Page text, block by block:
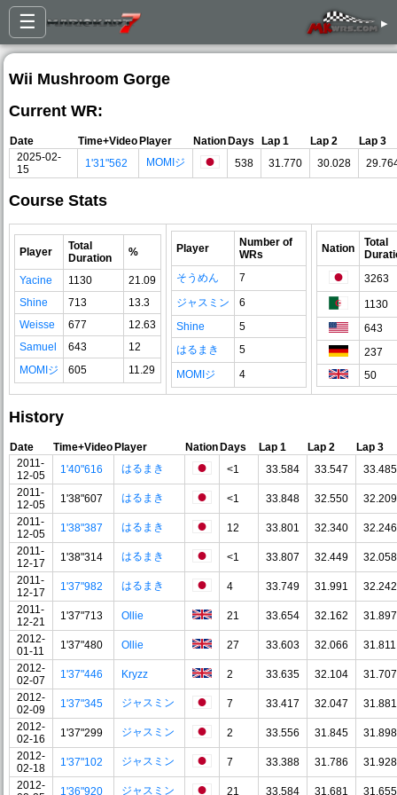
☰ ▸
Wii Mushroom Gorge
Current WR:
Date Time+VideoPlayer NationDays Lap 1 Lap 2
Lap 3
2025-02-
15
1'31"562 MOMIジ 538 31.770 30.028
Course Stats
Player
Total
Duration
%
Yacine 1130
21.09
Shine
713
13.3
Weisse
677
12.63
Samuel
643
12
MOMIジ
605 11.29
Player
Number of
WRs
そうめん
7
ジャスミン
6
Shine
5
はるまき
5
MOMIジ
4
Nation
Total
3263
1130
643
237
50
History
Date Time+VideoPlayer NationDays Lap 1 Lap 2
Lap 3
2011-
12-05
1'40"616 はるまき <1 33.584 33.547
33.485
2011-
12-05
1'38"607 はるまき <1 33.848 32.550
32.209
2011-
12-05
1'38"387 はるまき 12 33.801 32.340
32.246
2011-
12-17
1'38"314 はるまき <1 33.807 32.449
32.058
2011-
12-17
1'37"982 はるまき 4 33.749 31.991
32.242
2011-
12-21
1'37"713 Ollie 21 33.654 32.162
31.897
2012-
01-11
1'37"480 Ollie 27 33.603 32.066
31.811
2012-
02-07
1'37"446 Kryzz 2 33.635 32.104
31.707
2012-
02-09
1'37"345 ジャスミン 7 33.417 32.047
31.881
2012-
02-16
1'37"299 ジャスミン 2 33.556 31.845
31.898
2012-
02-18
1'37"102 ジャスミン 7 33.388 31.786
31.928
2012-
1'36"920 ジャスミン 21 33.584 31.681 31.655